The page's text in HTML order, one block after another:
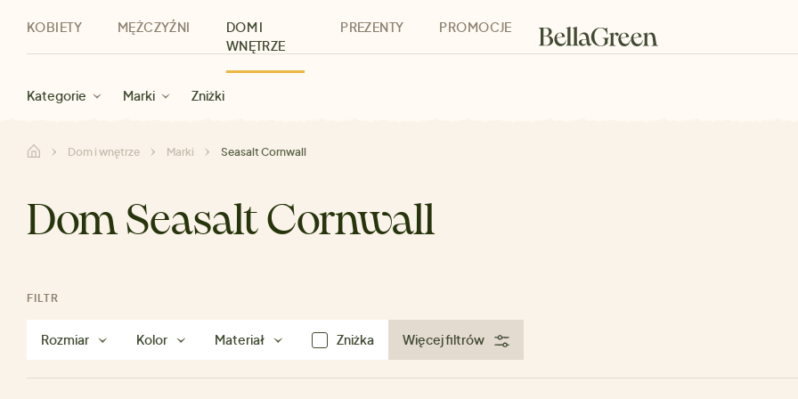
KOBIETY
Akcesoria Marki
MĘŻCZYŹNI
Zniżki
DOM I
WNĘTRZE
Kategorie Marki Zniżki
PREZENTY
Dla dzieci
PROMOCJE
Wyprzedaż dla mężczyzn
Dom i wnętrze Marki Seasalt Cornwall
Dom Seasalt Cornwall
FILTR
Rozmiar Kolor Materiał Zniżka Więcej filtrów